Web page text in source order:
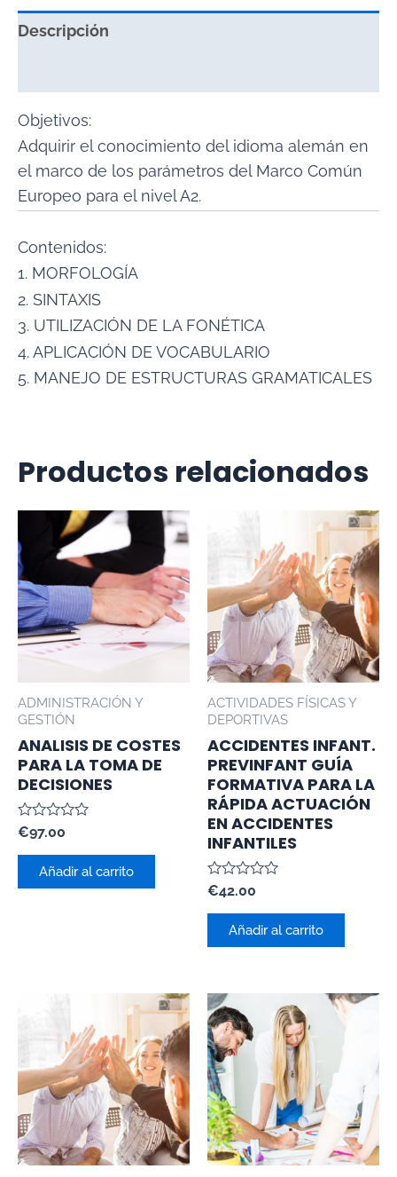
Descripción
Objetivos:
Adquirir el conocimiento del idioma alemán en
el marco de los parámetros del Marco Común
Europeo para el nivel A2.
Contenidos:
1. MORFOLOGÍA
2. SINTAXIS
3. UTILIZACIÓN DE LA FONÉTICA
4. APLICACIÓN DE VOCABULARIO
5. MANEJO DE ESTRUCTURAS GRAMATICALES
Productos relacionados
ADMINISTRACIÓN Y
GESTIÓN
ANALISIS DE COSTES
PARA LA TOMA DE
DECISIONES
Valorado
con
0
€97.00
Añadir al carrito
ACTIVIDADES FÍSICAS Y
DEPORTIVAS
ACCIDENTES INFANT.
PREVINFANT GUÍA
FORMATIVA PARA LA
RÁPIDA ACTUACIÓN
EN ACCIDENTES
INFANTILES
Valorado
con
0
€42.00
Añadir al carrito